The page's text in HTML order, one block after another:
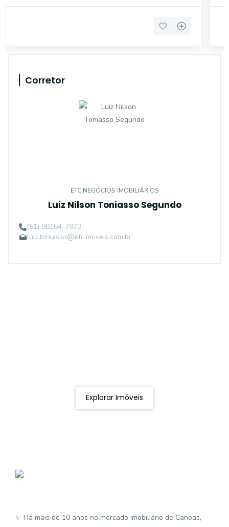
Corretor
ETC NEGÓCIOS IMOBILIÁRIOS
Luiz Nilson Toniasso Segundo
(51) 98164-7973
luiz.toniasso@etcimoveis.com.br
Explorar Imóveis
✨ Há mais de 10 anos no mercado imobiliário de Canoas,